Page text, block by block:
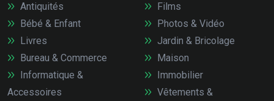
Antiquités
Bébé & Enfant
Livres
Bureau & Commerce
Informatique &
Accessoires
Films
Photos & Vidéo
Jardin & Bricolage
Maison
Immobilier
Vêtements &